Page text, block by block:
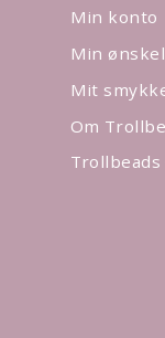
Min konto
Min
Mit
Om
Trollbeads